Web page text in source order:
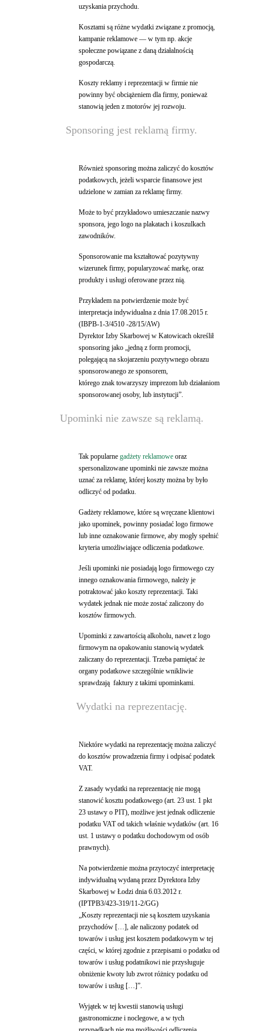
uzyskania przychodu.
Kosztami są różne wydatki związane z promocją,
kampanie reklamowe — w tym np. akcje
społeczne powiązane z daną działalnością
gospodarczą.
Koszty reklamy i reprezentacji w firmie nie
powinny być obciążeniem dla firmy, ponieważ
stanowią jeden z motorów jej rozwoju.
Sponsoring jest reklamą firmy.
Również sponsoring można zaliczyć do kosztów
podatkowych, jeżeli wsparcie finansowe jest
udzielone w zamian za reklamę firmy.
Może to być przykładowo umieszczanie nazwy
sponsora, jego logo na plakatach i koszulkach
zawodników.
Sponsorowanie ma kształtować pozytywny
wizerunek firmy, popularyzować markę, oraz
produkty i usługi oferowane przez nią.
Przykładem na potwierdzenie może być
interpretacja indywidualna z dnia 17.08.2015 r.
(IBPB-1-3/4510 -28/15/AW)
Dyrektor Izby Skarbowej w Katowicach określił
sponsoring jako „jedną z form promocji,
polegającą na skojarzeniu pozytywnego obrazu
sponsorowanego ze sponsorem,
którego znak towarzyszy imprezom lub działaniom
sponsorowanej osoby, lub instytucji”.
Upominki nie zawsze są reklamą.
Tak popularne gadżety reklamowe oraz
spersonalizowane upominki nie zawsze można
uznać za reklamę, której koszty można by było
odliczyć od podatku.
Gadżety reklamowe, które są wręczane klientowi
jako upominek, powinny posiadać logo firmowe
lub inne oznakowanie firmowe, aby mogły spełnić
kryteria umożliwiające odliczenia podatkowe.
Jeśli upominki nie posiadają logo firmowego czy
innego oznakowania firmowego, należy je
potraktować jako koszty reprezentacji. Taki
wydatek jednak nie może zostać zaliczony do
kosztów firmowych.
Upominki z zawartością alkoholu, nawet z logo
firmowym na opakowaniu stanowią wydatek
zaliczany do reprezentacji. Trzeba pamiętać że
organy podatkowe szczególnie wnikliwie
sprawdzają faktury z takimi upominkami.
Wydatki na reprezentację.
Niektóre wydatki na reprezentację można zaliczyć
do kosztów prowadzenia firmy i odpisać podatek
VAT.
Z zasady wydatki na reprezentację nie mogą
stanowić kosztu podatkowego (art. 23 ust. 1 pkt
23 ustawy o PIT), możliwe jest jednak odliczenie
podatku VAT od takich właśnie wydatków (art. 16
ust. 1 ustawy o podatku dochodowym od osób
prawnych).
Na potwierdzenie można przytoczyć interpretację
indywidualną wydaną przez Dyrektora Izby
Skarbowej w Łodzi dnia 6.03.2012 r.
(IPTPB3/423-319/11-2/GG)
„Koszty reprezentacji nie są kosztem uzyskania
przychodów […], ale naliczony podatek od
towarów i usług jest kosztem podatkowym w tej
części, w której zgodnie z przepisami o podatku od
towarów i usług podatnikowi nie przysługuje
obniżenie kwoty lub zwrot różnicy podatku od
towarów i usług […]”.
Wyjątek w tej kwestii stanowią usługi
gastronomiczne i noclegowe, a w tych